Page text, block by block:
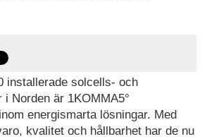
installerade solcells- och
i Norden är 1KOMMA5°
energismarta lösningar. Med
kvalitet och hållbarhet har de nu